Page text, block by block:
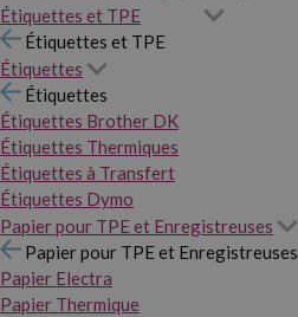
Étiquettes et TPE
Étiquettes et TPE
Étiquettes
Étiquettes
Étiquettes Brother DK
Étiquettes Thermiques
Étiquettes à Transfert
Étiquettes Dymo
Papier pour TPE et Enregistreuses
Papier pour TPE et Enregistreuses
Papier Electra
Papier Thermique